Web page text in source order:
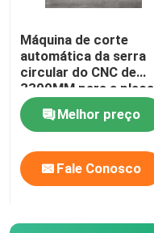
Máquina de corte
automática da serra
circular do CNC de
3300MM para a placa
de cobre que vê HL-
10CNCMelhor preço
Fale Conosco